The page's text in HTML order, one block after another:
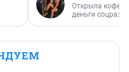
Открыла
деньги